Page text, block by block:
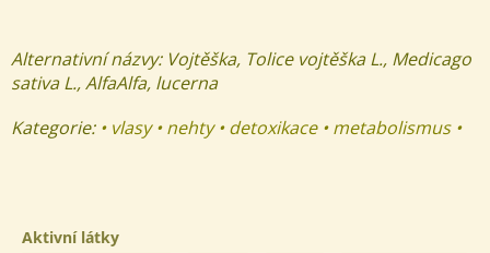
Alternativní názvy: Vojtěška, Tolice vojtěška L., Medicago
sativa L., AlfaAlfa, lucerna
Kategorie: • vlasy • nehty • detoxikace • metabolismus •
Aktivní látky